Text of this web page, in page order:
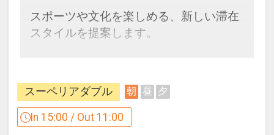
スポーツや文化を楽しめる、新しい滞在
スタイルを提案します。
●「滞在そのものが、体験そのもの」多
彩なエンターテインメントをご用意して
います。
スーペリアダブル 朝 昼 夕
In 15:00 / Out 11:00